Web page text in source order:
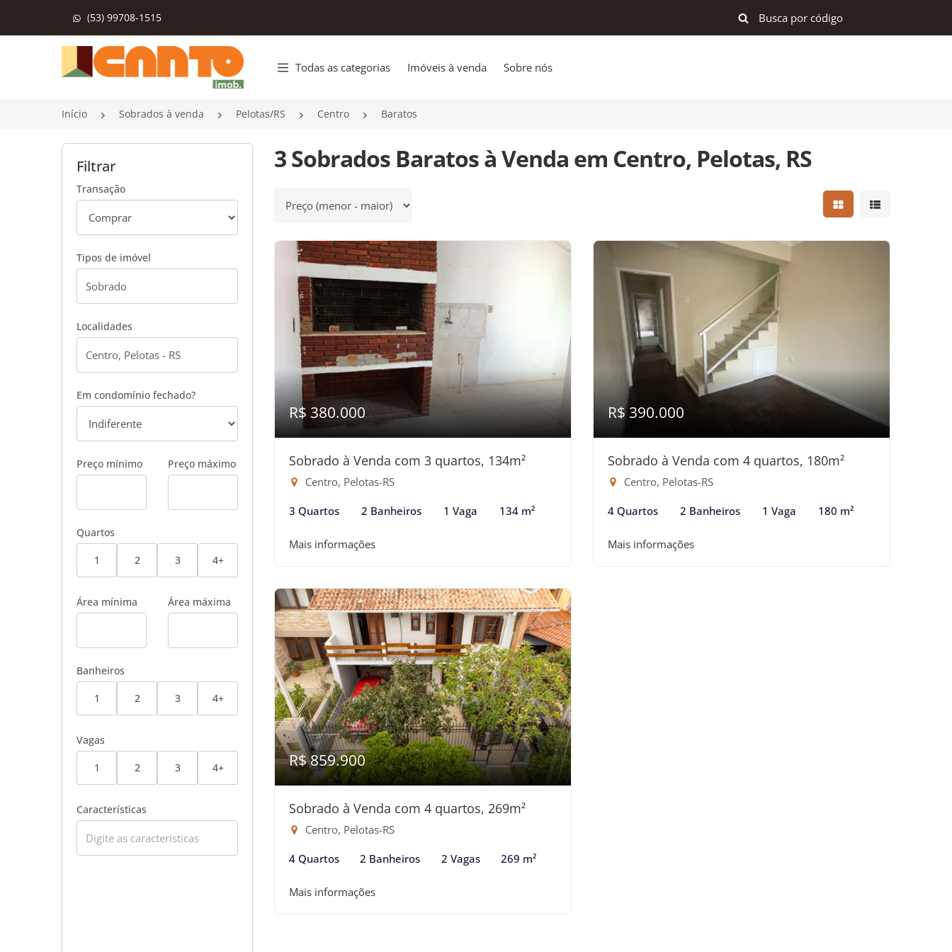
(53) 99708-1515
Página inicial
Todas as categorias Imóveis à venda Sobre nós
Início Sobrados à venda Pelotas/RS Centro Baratos
Filtrar
Transação
Tipos de imóvel
Localidades
Em condomínio fechado?
Preço mínimo Preço máximo
Quartos
1 2 3 4+
Área mínima Área máxima
Banheiros
1 2 3 4+
Vagas
1 2 3 4+
Características
3 Sobrados Baratos à Venda em Centro, Pelotas, RS
Ordenar por Mostrar resultados
Mostrar
R$ 380.000
Sobrado à Venda com 3 quartos, 134m²
Centro, Pelotas-RS
3 Quartos 2 Banheiros 1 Vaga 134 m²
Mais informações
R$ 390.000
Sobrado à Venda com 4 quartos, 180m²
Centro, Pelotas-RS
4 Quartos 2 Banheiros 1 Vaga 180 m²
Mais informações
R$ 859.900
Sobrado à Venda com 4 quartos, 269m²
Centro, Pelotas-RS
4 Quartos 2 Banheiros 2 Vagas 269 m²
Mais informações